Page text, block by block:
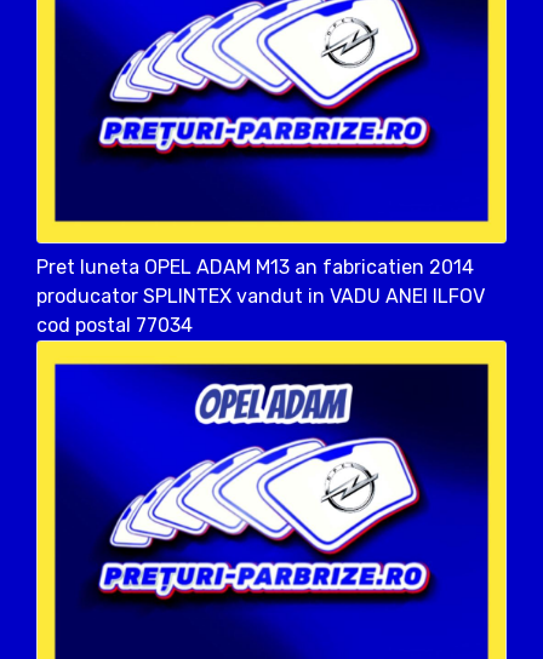
Pret luneta OPEL ADAM M13 an fabricatien 2014
producator SPLINTEX vandut in VADU ANEI ILFOV
cod postal 77034